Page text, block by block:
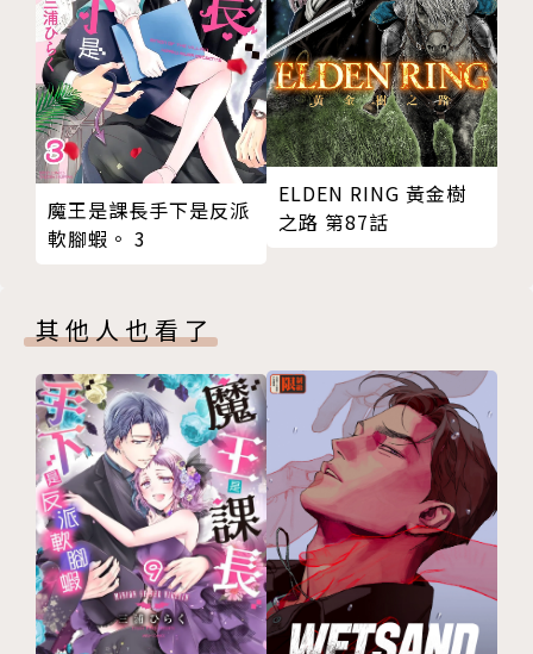
魔王是課長手下是反派
軟腳蝦。 3
ELDEN RING 黃金樹
之路 第87話
其他人也看了